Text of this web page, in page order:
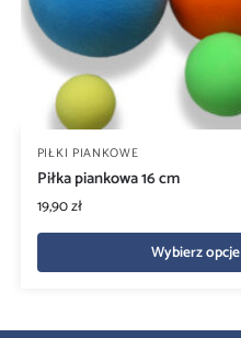
PIŁKI PIANKOWE
Piłka piankowa 16 cm
19,90zł
Wybierz opcje